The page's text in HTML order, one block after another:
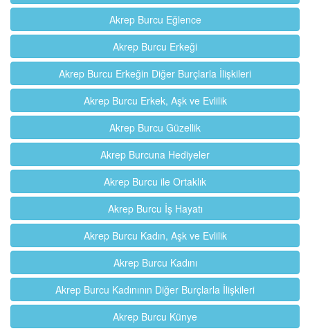
Akrep Burcu Eğlence
Akrep Burcu Erkeği
Akrep Burcu Erkeğin Diğer Burçlarla İlişkileri
Akrep Burcu Erkek, Aşk ve Evlilik
Akrep Burcu Güzellik
Akrep Burcuna Hediyeler
Akrep Burcu ile Ortaklık
Akrep Burcu İş Hayatı
Akrep Burcu Kadın, Aşk ve Evlilik
Akrep Burcu Kadını
Akrep Burcu Kadınının Diğer Burçlarla İlişkileri
Akrep Burcu Künye